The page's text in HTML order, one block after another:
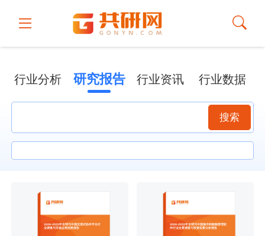
行业分析 研究报告 行业资讯 行业数据
搜索
2026-2032年全球与中国沉浸式协作平台行
业调查与市场运营趋势报告
2026-2032年全球与中国海洋和船舶管理软
件行业全景调查与投资前景分析报告